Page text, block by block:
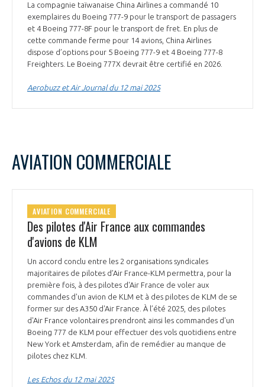
La compagnie taïwanaise China Airlines a commandé 10
exemplaires du Boeing 777-9 pour le transport de passagers
et 4 Boeing 777-8F pour le transport de fret. En plus de
cette commande ferme pour 14 avions, China Airlines
dispose d’options pour 5 Boeing 777-9 et 4 Boeing 777-8
Freighters. Le Boeing 777X devrait être certifié en 2026.
Aerobuzz et Air Journal du 12 mai 2025
AVIATION COMMERCIALE
AVIATION COMMERCIALE
Des pilotes d'Air France aux commandes
d'avions de KLM
Un accord conclu entre les 2 organisations syndicales
majoritaires de pilotes d’Air France-KLM permettra, pour la
première fois, à des pilotes d'Air France de voler aux
commandes d'un avion de KLM et à des pilotes de KLM de se
former sur des A350 d'Air France. À l’été 2025, des pilotes
d'Air France volontaires prendront ainsi les commandes d'un
Boeing 777 de KLM pour effectuer des vols quotidiens entre
New York et Amsterdam, afin de remédier au manque de
pilotes chez KLM.
Les Echos du 12 mai 2025